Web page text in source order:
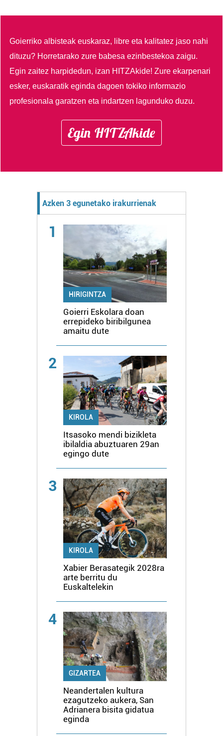
Goierriko albisteak euskaraz, libre eta kalitatez jaso nahi
dituzu? Horretarako zure babesa ezinbestekoa zaigu.
Egin zaitez harpidedun, izan HITZAkide!Zure ekarpenari
esker, euskaratik eginda dagoen tokiko informazio
profesionala garatzen eta indartzen lagunduko duzu.
Egin HITZAkide
Azken 3 egunetako irakurrienak
1
HIRIGINTZA
Goierri Eskolara doan
errepideko biribilgunea
amaitu dute
2
KIROLA
Itsasoko mendi bizikleta
ibilaldia abuztuaren 29an
egingo dute
3
KIROLA
Xabier Berasategik 2028ra
arte berritu du
Euskaltelekin
4
GIZARTEA
Neandertalen kultura
ezagutzeko aukera, San
Adrianera bisita gidatua
eginda